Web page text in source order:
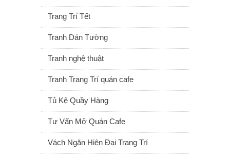
Trang Trí Tết
Tranh Dán Tường
Tranh nghệ thuật
Tranh Trang Trí quán cafe
Tủ Kệ Quầy Hàng
Tư Vấn Mở Quán Cafe
Vách Ngăn Hiện Đại Trang Trí